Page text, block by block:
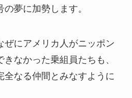
夢に加勢します。
ぜにアメリカ人がニッポン
なかった乗組員たちも、
全なる仲間とみなすように